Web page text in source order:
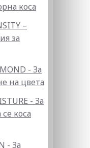
коса
–
за
- За
на цвета
- За
коса
- За